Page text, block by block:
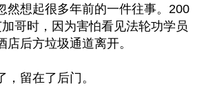
然想起很多年前的一件往事。200
哥时，因为害怕看见法轮功学员
店后方垃圾通道离开。
留在了后门。